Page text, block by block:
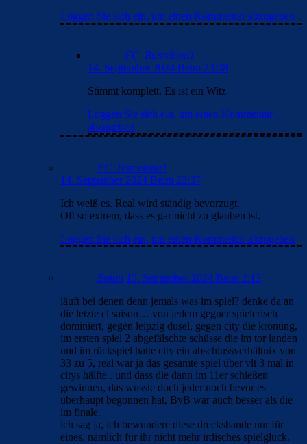
Loggen Sie sich ein, um einen Kommentar abzugeben
FC_Barcelona1
14. September 2024 Beim 23:38
Stimmt komplett. Es ist ein Witz
Loggen Sie sich ein, um einen Kommentar
abzugeben
FC_Barcelona1
14. September 2024 Beim 23:37
Ich weiß es. Real wird ständig bevorzugt.
Oft so extrem, dass es gar nicht zu glauben ist.
Loggen Sie sich ein, um einen Kommentar abzugeben
Bojan 15. September 2024 Beim 2:13
läuft bei denen denn jemals was im spiel? denke da an
die letzte cl saison… von jedem gegner spielerisch
dominiert, gegen leipzig dusel, gegen city die krönung,
im ersten spiel 2 abgefälschte schüsse die im tor landen
und im rückspiel hatte city ein abschlussverhältnix von
33 zu 5, real war ja das gesamte spiel über vlt 3 mal in
citys hälfte.. und dass die dann im 11er schießen
gewinnen, das wusste doch jeder noch bevor es
überhaupt begonnen hat, BvB war auch besser als die
im finale.
ich sag ja, ich bewundere diese drecksbande nur für
eines, nämlich für ihr nicht mehr irdisches spielglück.